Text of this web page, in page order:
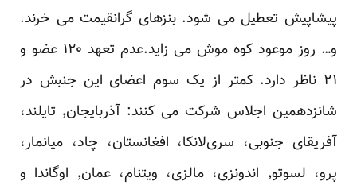
پیشاپیش تعطیل می شود. بنزهای گرانقیمت می خرند.
و… روز موعود کوه موش می زاید.عدم تعهد ۱۲۰ عضو و
۲۱ ناظر دارد. کمتر از یک‌ سوم اعضای این جنبش در
شانزدهمین اجلاس شرکت می کنند: آذربایجان٬ تایلند،
آفریقای جنوبی، سری‌لانکا، افغانستان، چاد، میانمار،
پرو، لسوتو٬ اندونزی، مالزی، ویتنام، عمان٬ اوگاندا و